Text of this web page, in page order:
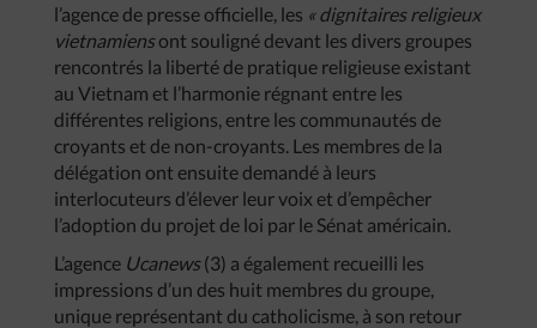
l’agence de presse officielle, les « dignitaires religieux
vietnamiensont souligné devant les divers groupes
rencontrés la liberté de pratique religieuse existant
au Vietnam et l’harmonie régnant entre les
différentes religions, entre les communautés de
croyants et de non-croyants. Les membres de la
délégation ont ensuite demandé à leurs
interlocuteurs d’élever leur voix et d’empêcher
l’adoption du projet de loi par le Sénat américain.
L’agence Ucanews(3) a également recueilli les
impressions d’un des huit membres du groupe,
unique représentant du catholicisme, à son retour